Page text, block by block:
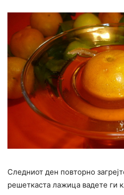
Следниот ден повторно
решеткаста лажица вадете ги